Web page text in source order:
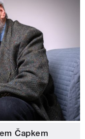
Čapkem